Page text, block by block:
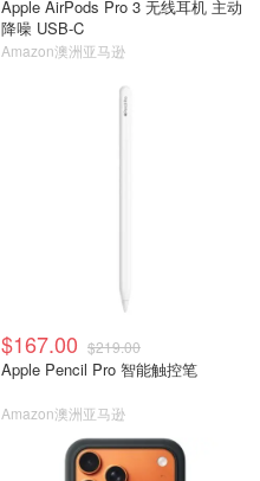
Apple AirPods Pro 3 无线耳机 主动
降噪 USB-C
Amazon澳洲亚马逊
$167.00 $219.00
Apple Pencil Pro 智能触控笔
Amazon澳洲亚马逊